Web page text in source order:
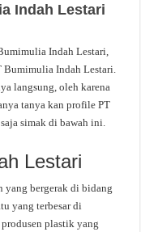
Indah Lestari
Indah Lestari,
Bumimulia Indah Lestari.
langsung, oleh karena
tanya kan profile PT
simak di bawah ini.
Lestari
yang bergerak di bidang
yang terbesar di
plastik yang